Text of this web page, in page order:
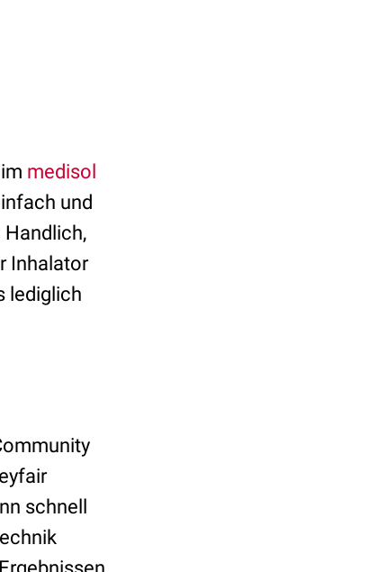
medisol
und
Inhalator
lediglich
schnell